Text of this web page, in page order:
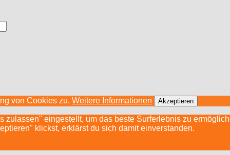
von Cookies zu. Weitere Informationen Akzeptieren
eingestellt, um das beste Surferlebnis zu
klickst, erklärst du sich damit einverstanden.